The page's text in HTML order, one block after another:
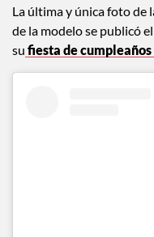
La última y única foto de
de la modelo se publicó